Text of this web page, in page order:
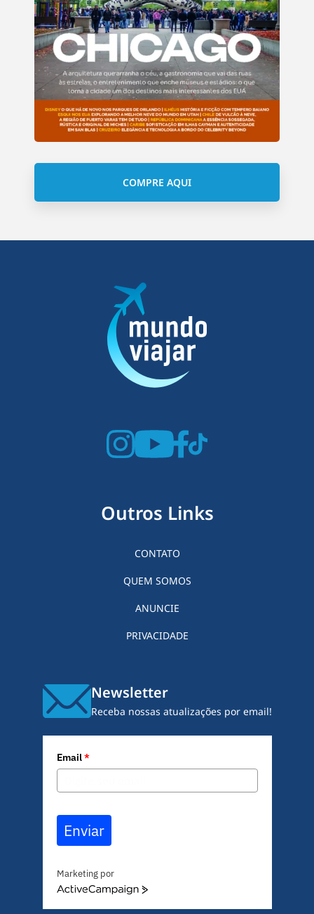
COMPRE AQUI
Outros Links
CONTATO
QUEM SOMOS
ANUNCIE
PRIVACIDADE
Newsletter
Receba nossas atualizações por email!
Email*
Enviar
Marketing por
A